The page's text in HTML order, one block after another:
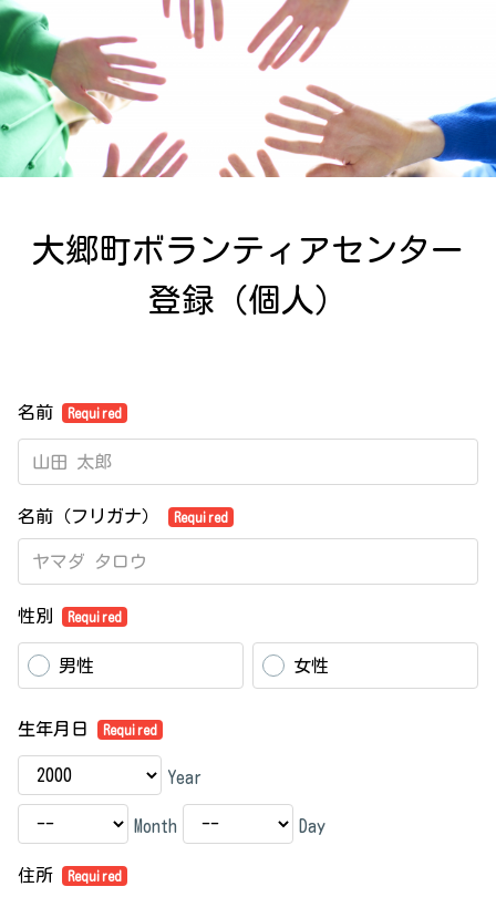
大郷町ボランティアセンター
登録（個人）
名前 Required
名前（フリガナ） Required
性別 Required
男性 女性
生年月日 Required
Year
Month Day
住所 Required